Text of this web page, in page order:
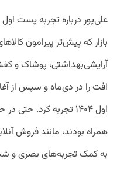
علی‌پور درباره تجربه پست
بازار که پیش‌تر پیرامون
آرایشی‌بهداشتی، پوشاک و
افت را در دی‌ماه و سپس از
اول ۱۴۰۴ تجربه کرد.
همراه بودند، مانند فروش
به کمک تجربه‌های بصری و